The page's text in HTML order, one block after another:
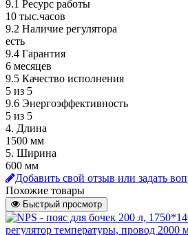
9.1 Ресурс работы
10 тыс.часов
9.2 Наличие регулятора
есть
9.4 Гарантия
6 месяцев
9.5 Качество исполнения
5 из 5
9.6 Энергоэффективность
5 из 5
4. Длина
1500 мм
5. Ширина
600 мм
Добавить свой отзыв или задать
Похожие товары
Быстрый просмотр